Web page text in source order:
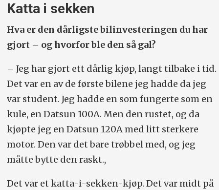
Katta i sekken
Hva er den dårligste bilinvesteringen du har
gjort – og hvorfor ble den så gal?
– Jeg har gjort ett dårlig kjøp, langt tilbake i tid.
Det var en av de første bilene jeg hadde da jeg
var student. Jeg hadde en som fungerte som en
kule, en Datsun 100A. Men den rustet, og da
kjøpte jeg en Datsun 120A med litt sterkere
motor. Den var det bare trøbbel med, og jeg
måtte bytte den raskt.,
Det var et katta-i-sekken-kjøp. Det var midt på